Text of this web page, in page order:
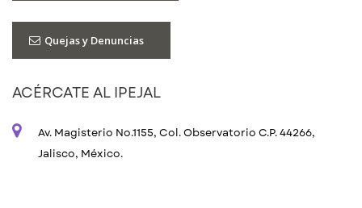
Quejas y Denuncias
ACÉRCATE AL IPEJAL
Av. Magisterio No.1155, Col. Observatorio C.P. 44266,
Jalisco, México.